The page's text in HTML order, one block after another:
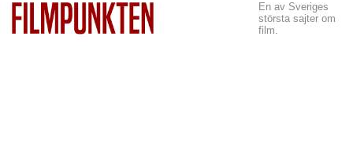
En av Sveriges
största sajter om
film.